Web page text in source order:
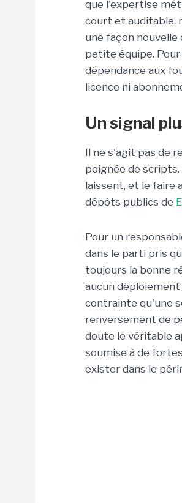
que l'expertise
court et auditable,
une façon
petite équipe.
dépendance aux
licence ni
Un signal
Il ne s'agit pas de
poignée de
laissent, et le faire
dépôts publics de
Pour un
dans le parti pris
toujours la bonne
aucun
contrainte qu'une
renversement de
doute le véritable
soumise à de
exister dans le